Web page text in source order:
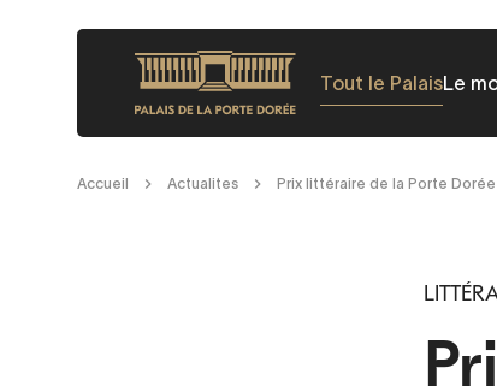
principal
Tout le PalaisLe
Fil
Accueil Actualites Prix littéraire de la Porte Dorée